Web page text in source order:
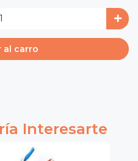
al carro
Interesarte